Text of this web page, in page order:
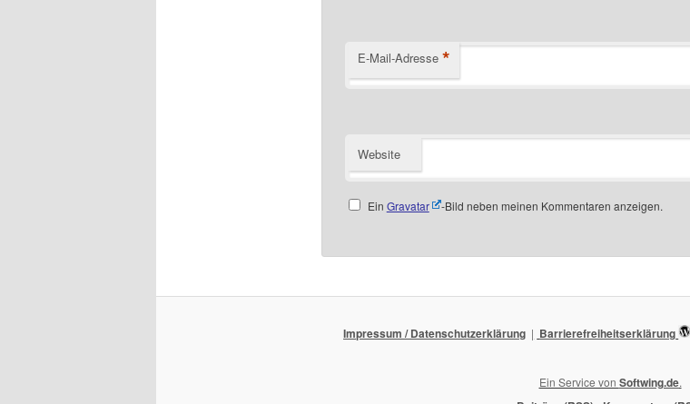
E-Mail-Adresse *
Website
Ein Gravatar -Bild neben meinen Kommentaren anzeigen.
Impressum / Datenschutzerklärung Barrierefreiheitserklärung
Ein Service von Softwing.de.